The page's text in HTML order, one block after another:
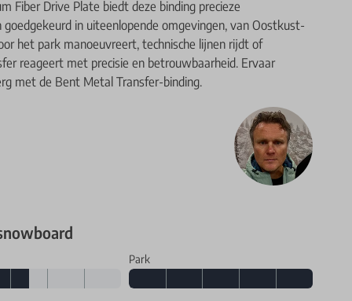
Fiber Drive Plate biedt deze binding precieze
in uiteenlopende omgevingen, van Oostkust-
het park manoeuvreert, technische lijnen rijdt of
reageert met precisie en betrouwbaarheid. Ervaar
met de Bent Metal Transfer-binding.
Park